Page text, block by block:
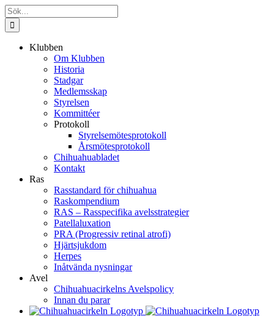
Fortsätt
till
innehållet
Sök
efter:
Klubben
Om Klubben
Historia
Stadgar
Medlemsskap
Styrelsen
Kommittéer
Protokoll
Styrelsemötesprotokoll
Årsmötesprotokoll
Chihuahuabladet
Kontakt
Ras
Rasstandard för chihuahua
Raskompendium
RAS – Rasspecifika avelsstrategier
Patellaluxation
PRA (Progressiv retinal atrofi)
Hjärtsjukdom
Herpes
Inåtvända nysningar
Avel
Chihuahuacirkelns Avelspolicy
Innan du parar